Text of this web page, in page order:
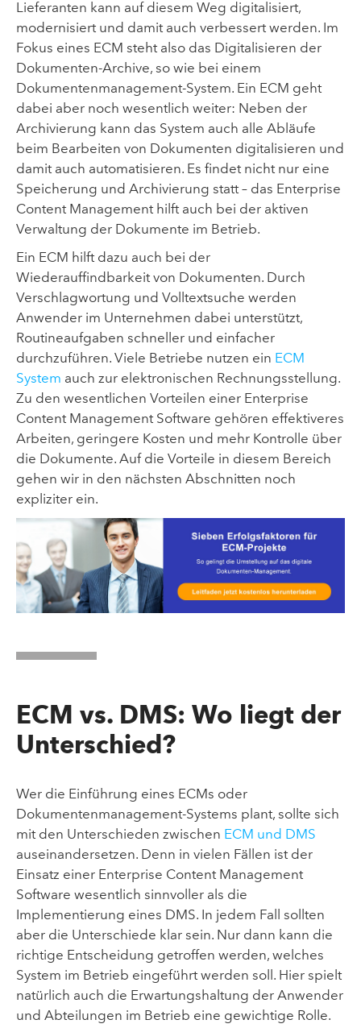
Lieferanten kann auf diesem Weg digitalisiert,
modernisiert und damit auch verbessert werden. Im
Fokus eines ECM steht also das Digitalisieren der
Dokumenten-Archive, so wie bei einem
Dokumentenmanagement-System. Ein ECM geht
dabei aber noch wesentlich weiter: Neben der
Archivierung kann das System auch alle Abläufe
beim Bearbeiten von Dokumenten digitalisieren und
damit auch automatisieren. Es findet nicht nur eine
Speicherung und Archivierung statt – das Enterprise
Content Management hilft auch bei der aktiven
Verwaltung der Dokumente im Betrieb.
Ein ECM hilft dazu auch bei der
Wiederauffindbarkeit von Dokumenten. Durch
Verschlagwortung und Volltextsuche werden
Anwender im Unternehmen dabei unterstützt,
Routineaufgaben schneller und einfacher
durchzuführen. Viele Betriebe nutzen ein ECM
System auch zur elektronischen Rechnungsstellung.
Zu den wesentlichen Vorteilen einer Enterprise
Content Management Software gehören effektiveres
Arbeiten, geringere Kosten und mehr Kontrolle über
die Dokumente. Auf die Vorteile in diesem Bereich
gehen wir in den nächsten Abschnitten noch
expliziter ein.
ECM vs. DMS: Wo liegt der
Unterschied?
Wer die Einführung eines ECMs oder
Dokumentenmanagement-Systems plant, sollte sich
mit den Unterschieden zwischen ECM und DMS
auseinandersetzen. Denn in vielen Fällen ist der
Einsatz einer Enterprise Content Management
Software wesentlich sinnvoller als die
Implementierung eines DMS. In jedem Fall sollten
aber die Unterschiede klar sein. Nur dann kann die
richtige Entscheidung getroffen werden, welches
System im Betrieb eingeführt werden soll. Hier spielt
natürlich auch die Erwartungshaltung der Anwender
und Abteilungen im Betrieb eine gewichtige Rolle.